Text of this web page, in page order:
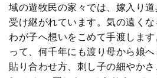
域の遊牧民の家々では、嫁入り
受け継がれています。気の遠くな
わが子へ想いをこめて手渡しま
って、何千年にも渡り母から娘
貼り合わせ方、刺し子の細やか